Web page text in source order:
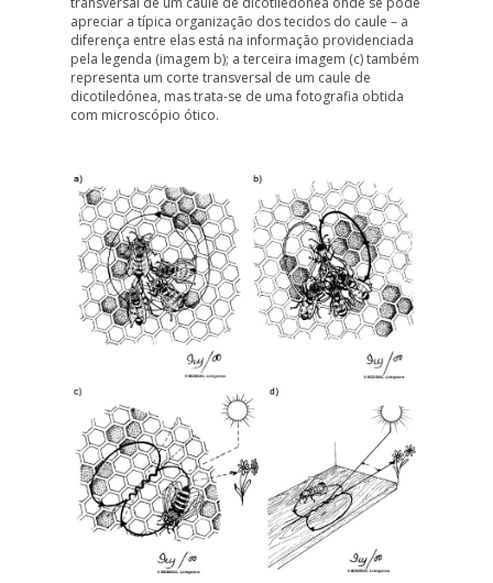
apreciar a típica organização dos tecidos do caule – a
diferença entre elas está na informação providenciada
pela legenda (imagem b); a terceira imagem (c)também
representa um corte transversal de um caule de
dicotiledónea, mas trata-se de uma fotografia obtida
com microscópio ótico.